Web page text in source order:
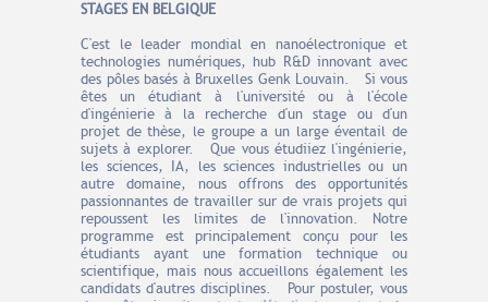
STAGES EN BELGIQUE
C'est le leader mondial en nanoélectronique et
technologies numériques, hub R&D innovant avec
des pôles basés à Bruxelles Genk Louvain. Si vous
êtes un étudiant à l'université ou à l'école
d'ingénierie à la recherche d'un stage ou d'un
projet de thèse, le groupe a un large éventail de
sujets à explorer. Que vous étudiiez l'ingénierie,
les sciences, IA, les sciences industrielles ou un
autre domaine, nous offrons des opportunités
passionnantes de travailler sur de vrais projets qui
repoussent les limites de l'innovation. Notre
programme est principalement conçu pour les
étudiants ayant une formation technique ou
scientifique, mais nous accueillons également les
candidats d'autres disciplines. Pour postuler, vous